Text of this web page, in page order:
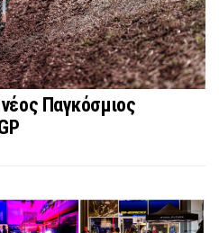
Παγκόσμιος